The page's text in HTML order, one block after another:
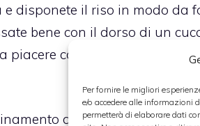
Per fornire le migliori
e/o accedere alle informazioni
permetterà di elaborare dati
disponete il riso in modo da
bene con il dorso di un
piacere con ortaggi,
dipende dalle